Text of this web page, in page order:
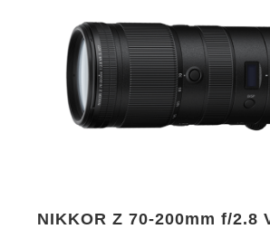
NIKKOR Z 70-200mm f/2.8